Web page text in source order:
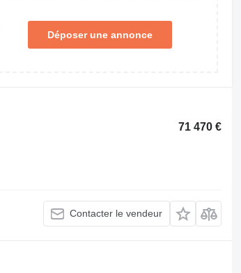
Déposer une annonce
71 470 €
Contacter le vendeur